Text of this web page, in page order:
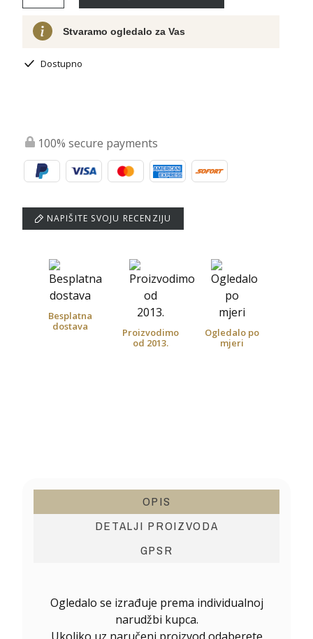
Stvaramo ogledalo za Vas
Dostupno
100% secure payments
NAPIŠITE SVOJU RECENZIJU
Besplatna
dostava
Proizvodimo
od 2013.
Ogledalo po
mjeri
OPIS
DETALJI PROIZVODA
GPSR
Ogledalo se izrađuje prema individualnoj
narudžbi kupca.